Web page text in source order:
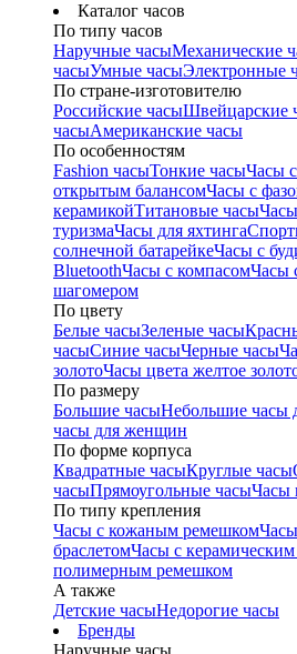
Каталог часов
По типу часов
Наручные часыМеханические
часыУмные часыЭлектронные
По стране-изготовителю
Российские часыШвейцарские
часыАмериканские часы
По особенностям
Fashion часыТонкие часыЧасы
открытым балансомЧасы с
керамикойТитановые часы
туризмаЧасы для яхтинга
солнечной батарейкеЧасы с
BluetoothЧасы с компасомЧасы
шагомером
По цвету
Белые часыЗеленые часы
часыСиние часыЧерные часы
золотоЧасы цвета желтое
По размеру
Большие часыНебольшие часы
часы для женщин
По форме корпуса
Квадратные часыКруглые часы
часыПрямоугольные часыЧасы
По типу крепления
Часы с кожаным ремешком
браслетомЧасы с керамическим
полимерным ремешком
А также
Детские часыНедорогие часы
Бренды
Наручные часы